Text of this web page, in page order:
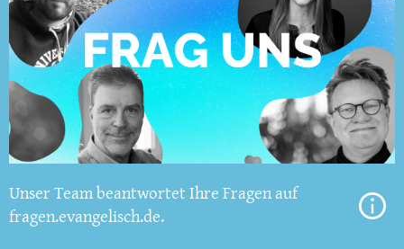
Unser Team beantwortet Ihre Fragen auf
fragen.evangelisch.de.